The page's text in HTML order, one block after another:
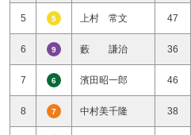
5 5 上村 常文 47
6 9 藪 謙治 36
7 6 濱田昭一郎 46
8 7 中村美千隆 38